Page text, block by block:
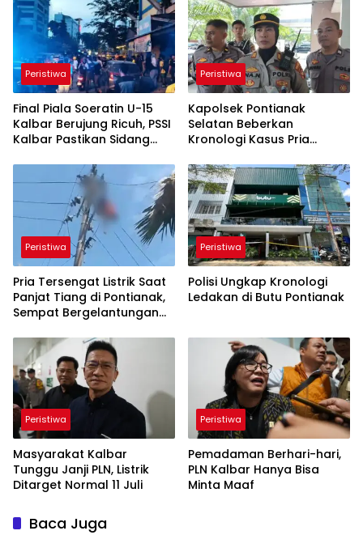
Peristiwa
Final Piala Soeratin U-15
Kalbar Berujung Ricuh, PSSI
Kalbar Pastikan Sidang
Peristiwa
Kapolsek Pontianak
Selatan Beberkan
Kronologi Kasus Pria
Listrik
Peristiwa
Pria Tersengat Listrik Saat
Panjat Tiang di Pontianak,
Sempat Bergelantungan
Peristiwa
Polisi Ungkap Kronologi
Ledakan di Butu Pontianak
Peristiwa
Masyarakat Kalbar
Tunggu Janji PLN, Listrik
Ditarget Normal 11 Juli
Peristiwa
Pemadaman Berhari-hari,
PLN Kalbar Hanya Bisa
Minta Maaf
Baca Juga